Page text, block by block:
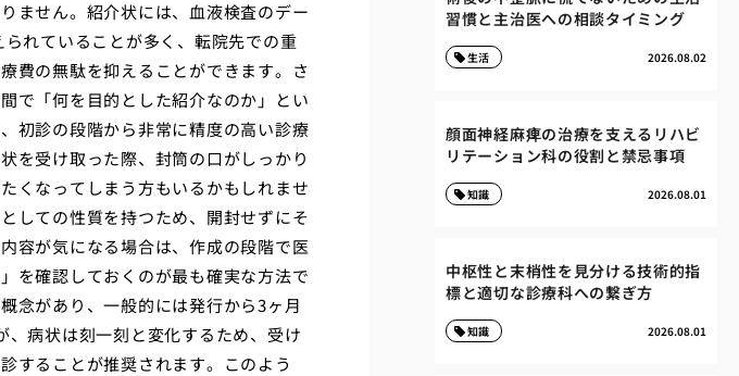
ません。紹介状には、血液検査のデー
れていることが多く、転院先での重
費の無駄を抑えることができます。さ
で「何を目的とした紹介なのか」とい
初診の段階から非常に精度の高い診療
を受け取った際、封筒の口がしっかり
くなってしまう方もいるかもしれませ
しての性質を持つため、開封せずにそ
容が気になる場合は、作成の段階で医
を確認しておくのが最も確実な方法で
念があり、一般的には発行から3ヶ月
病状は刻一刻と変化するため、受け
することが推奨されます。このよう
習慣と主治医への相談タイミング
2026.08.02
生活
顔面神経麻痺の治療を支えるリハビ
リテーション科の役割と禁忌事項
2026.08.01
知識
中枢性と末梢性を見分ける技術的指
標と適切な診療科への繋ぎ方
2026.08.01
知識